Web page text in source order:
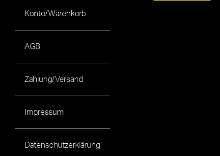
Konto/Warenkorb
AGB
Zahlung/Versand
Impressum
Datenschutzerklärung